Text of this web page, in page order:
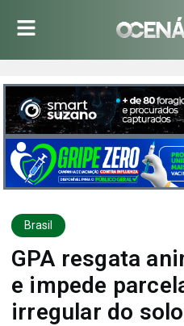
Brasil
GPA resgata
e impede
irregular do solo